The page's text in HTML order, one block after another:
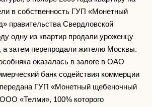
в собственность ГУП «Монетный
правительства Свердловской
одну из квартир продали уроженцу
а затем перепродали жителю Москвы.
оказалась в залоге в ОАО
банк содействия коммерции
ГУП «Монетный щебеночный
«Телми», 100% которого